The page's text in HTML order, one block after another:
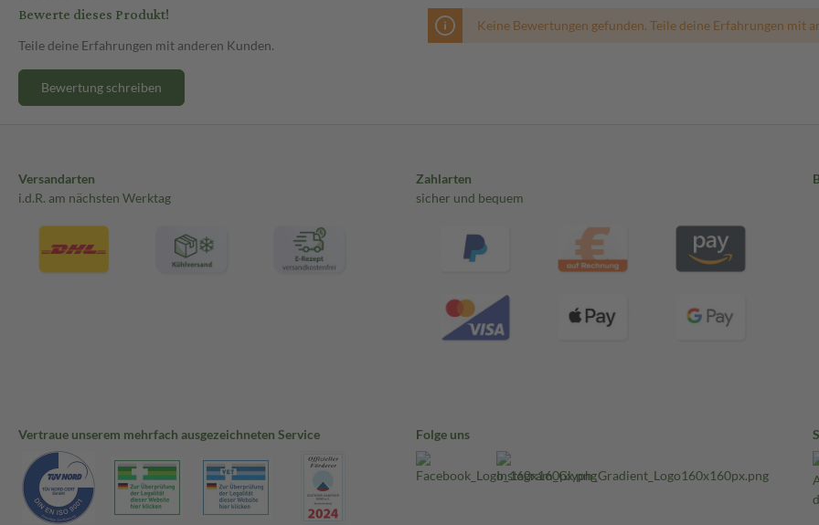
Bewerte dieses Produkt!
Teile deine Erfahrungen mit anderen Kunden.
Bewertung schreiben
Keine Bewertungen gefunden. Teile deine Erfahrungen mit
Versandarten
i.d.R. am nächsten Werktag
Zahlarten
sicher und bequem
Vertraue unserem mehrfach ausgezeichneten Service Folge uns